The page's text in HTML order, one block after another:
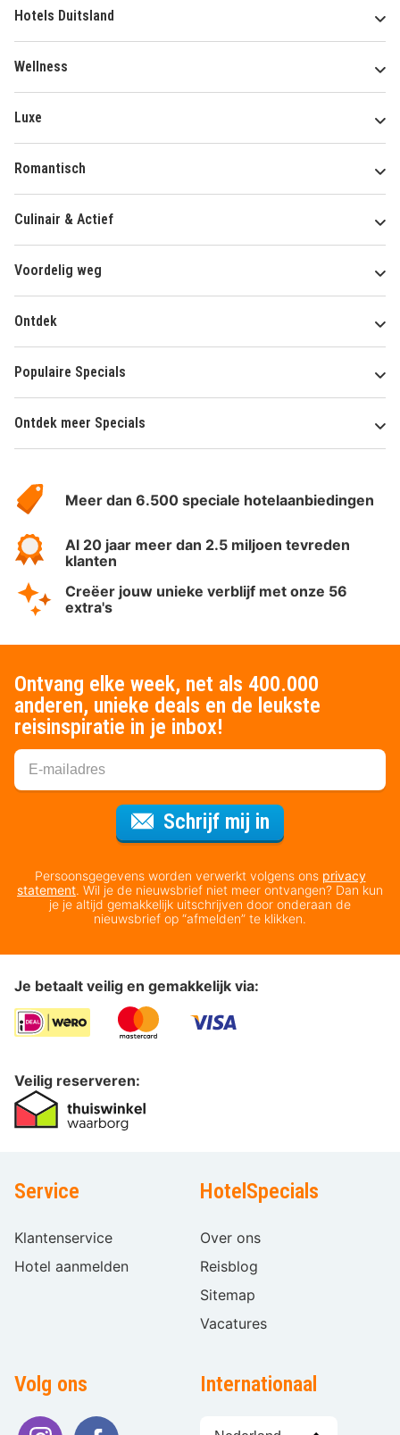
Hotels Duitsland
Wellness
Luxe
Romantisch
Culinair & Actief
Voordelig weg
Ontdek
Populaire Specials
Ontdek meer Specials
HotelSpecials
Meer dan 6.500 speciale hotelaanbiedingen
Al 20 jaar meer dan 2.5 miljoen tevreden
klanten
Creëer jouw unieke verblijf met onze 56
extra's
Ontvang elke week, net als 400.000
anderen, unieke deals en de leukste
reisinspiratie in je inbox!
Schrijf mij in
Persoonsgegevens worden verwerkt volgens ons privacy
statement. Wil je de nieuwsbrief niet meer ontvangen? Dan kun
je je altijd gemakkelijk uitschrijven door onderaan de
nieuwsbrief op “afmelden” te klikken.
Je betaalt veilig en gemakkelijk via:
Veilig reserveren:
Service
Klantenservice
Hotel aanmelden
HotelSpecials
Over ons
Reisblog
Sitemap
Vacatures
Volg ons Internationaal